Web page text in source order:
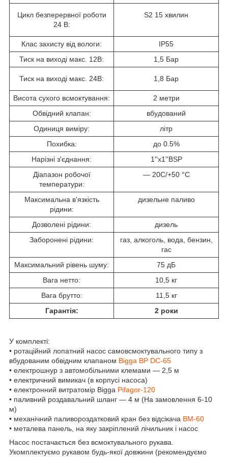
Цикл безперервної роботи
24 В:
S2 15 хвилин
Клас захисту від вологи:
IP55
Тиск на виході макс. 12В:
1,5 Бар
Тиск на виході макс. 24В: 1,8 Бар
Висота сухого всмоктування:
2 метри
Обвідний клапан:
вбудований
Одиниця виміру:
літр
Похибка:
до 0.5%
Нарізні з'єднання:
1''х1''BSP
Діапазон робочої
температури:
— 20C/+50 °C
Максимальна в'язкість
рідини:
дизельне паливо
Дозволені рідини:
дизель
Заборонені рідини:
газ, алкоголь, вода, бензин,
гас
Максимальний рівень шуму:
75 дБ
Вага нетто:
10,5 кг
Вага брутто:
11,5 кг
Гарантія:
2 роки
У комплекті:
• ротаційний лопатний насос самовсмоктувального типу з
вбудованим обвідним клапаном Bigga BP DC-65
• електрошнур з автомобільними клемами — 2,5 м
• електричний вимикач (в корпусі насоса)
• електронний витратомір Bigga Pifagor-120
• паливний роздавальний шланг — 4 м (На замовлення 6-10
м)
• механічний паливороздатковий кран без відсікача BM-60
• металева панель, на яку закріплений лічильник і насос
Насос постачається без всмоктувального рукава.
Укомплектуємо рукавом будь-якої довжини (рекомендуємо